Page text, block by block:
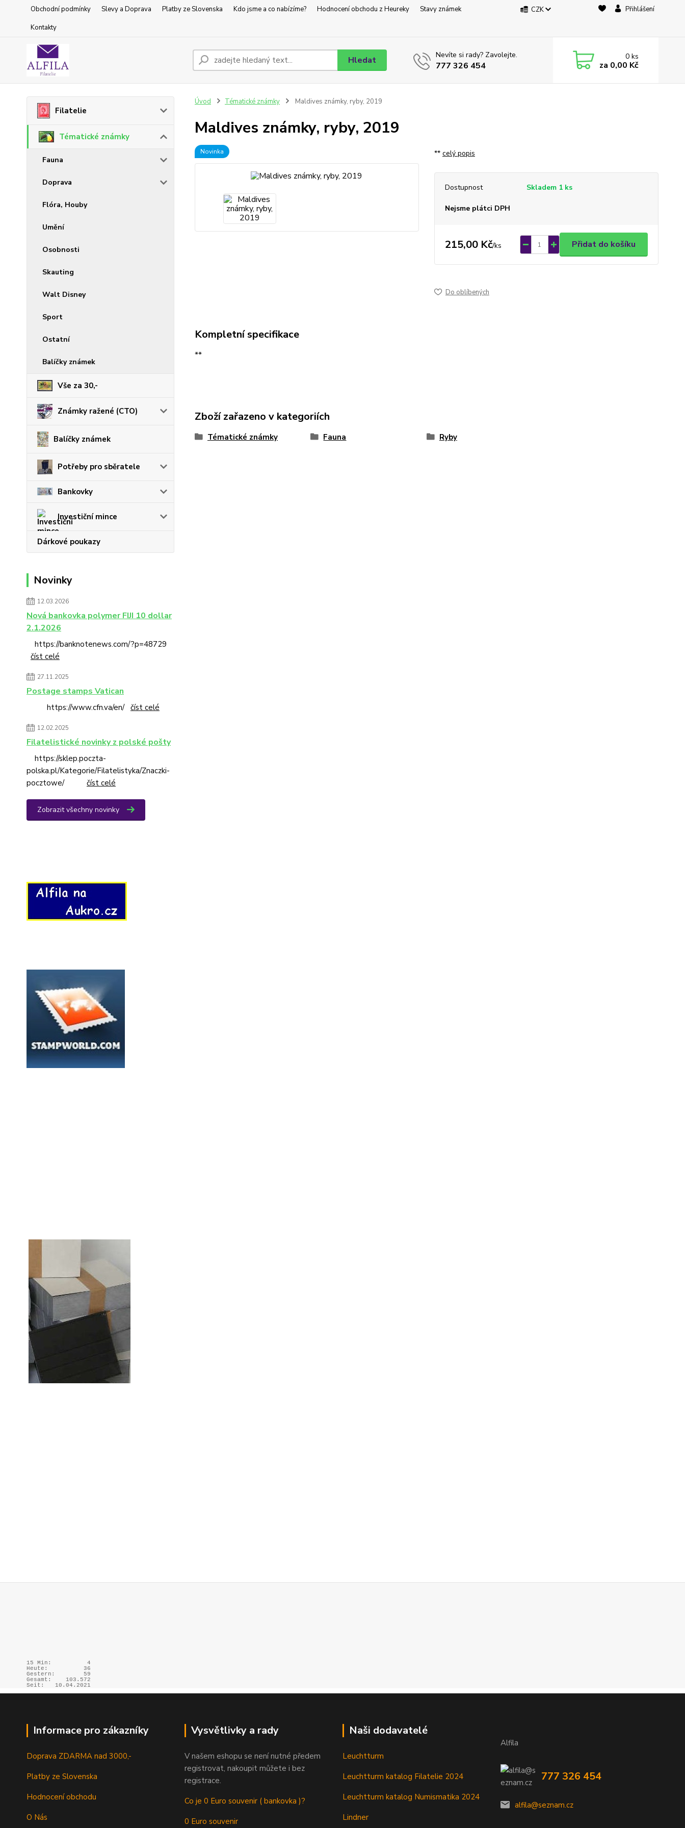
Obchodní podmínky Slevy a Doprava Platby ze Slovenska Kdo jsme a co nabízíme? Hodnocení obchodu z Heureky
Stavy známek
Kontakty
CZK Přihlášení
Hledat Nevíte si rady? Zavolejte.
777 326 454
0ks
za 0,00 Kč
Filatelie
Tématické známky
Fauna
Doprava
Flóra, Houby
Umění
Osobnosti
Skauting
Walt Disney
Sport
Ostatní
Balíčky známek
Vše za 30,-
Známky ražené (CTO)
Balíčky známek
Potřeby pro sběratele
Bankovky
Investiční mince
Dárkové poukazy
Novinky
12.03.2026
Nová bankovka polymer FIJI 10 dollar
2.1.2026
https://banknotenews.com/?p=48729
číst celé
27.11.2025
Postage stamps Vatican
https://www.cfn.va/en/ číst celé
12.02.2025
Filatelistické novinky z polské pošty
https://sklep.poczta-
polska.pl/Kategorie/Filatelistyka/Znaczki-
pocztowe/ číst celé
Zobrazit všechny novinky
Úvod Tématické známky Maldives známky, ryby, 2019
Maldives známky, ryby, 2019
Novinka ** celý popis
Dostupnost Skladem 1 ks
Nejsme plátci DPH
215,00 Kč/ks Přidat do košíku
Do oblíbených
Kompletní specifikace
**
Zboží zařazeno v kategoriích
Tématické známky Fauna Ryby
15 Min:
4
Heute:
36
Gestern:
59
Gesamt:
103.572
Seit:
10.04.2021
Informace pro zákazníky
Doprava ZDARMA nad 3000,-
Platby ze Slovenska
Hodnocení obchodu
O Nás
Vysvětlivky a rady
V našem eshopu se není nutné předem
registrovat, nakoupit můžete i bez
registrace.
Co je 0 Euro souvenir ( bankovka )?
0 Euro souvenir
Naši dodavatelé
Leuchtturm
Leuchtturm katalog Filatelie 2024
Leuchtturm katalog Numismatika 2024
Lindner
Alfila
777 326 454
alfila@seznam.cz